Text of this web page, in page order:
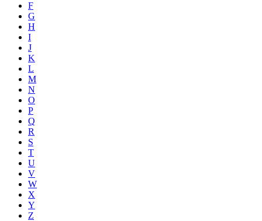
F
G
H
I
J
K
L
M
N
O
P
Q
R
S
T
U
V
W
X
Y
Z